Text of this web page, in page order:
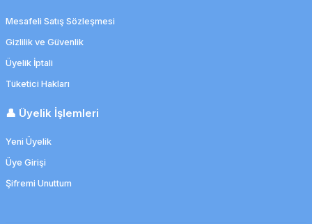
Mesafeli Satış Sözleşmesi
Gizlilik ve Güvenlik
Üyelik İptali
Tüketici Hakları
👤 Üyelik İşlemleri
Yeni Üyelik
Üye Girişi
Şifremi Unuttum